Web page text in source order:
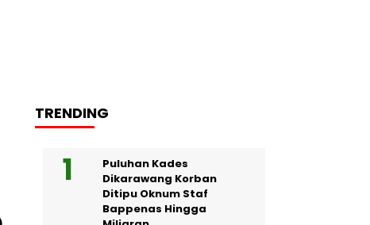
TRENDING
Puluhan Kades
Dikarawang Korban
Ditipu Oknum Staf
Bappenas Hingga